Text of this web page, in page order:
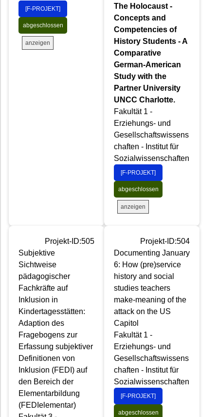
[F-PROJEKT]
abgeschlossen
anzeigen
The Holocaust -
Concepts and
Competencies of
History Students - A
Comparative
German-American
Study with the
Partner University
UNCC Charlotte.
Fakultät 1 -
Erziehungs- und
Gesellschaftswissens
chaften - Institut für
Sozialwissenschaften
[F-PROJEKT]
abgeschlossen
anzeigen
Projekt-ID:505
Subjektive
Sichtweise
pädagogischer
Fachkräfte auf
Inklusion in
Kindertagesstätten:
Adaption des
Fragebogens zur
Erfassung subjektiver
Definitionen von
Inklusion (FEDI) auf
den Bereich der
Elementarbildung
(FEDIelementar)
Projekt-ID:504
Documenting January
6: How (pre)service
history and social
studies teachers
make-meaning of the
attack on the US
Capitol
Fakultät 1 -
Erziehungs- und
Gesellschaftswissens
chaften - Institut für
Sozialwissenschaften
[F-PROJEKT]
abgeschlossen